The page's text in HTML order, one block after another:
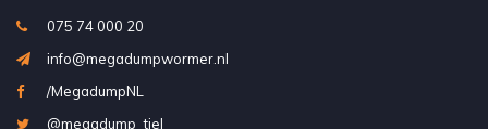
075 74 000 20
info@megadumpwormer.nl
/MegadumpNL
@megadump_tiel